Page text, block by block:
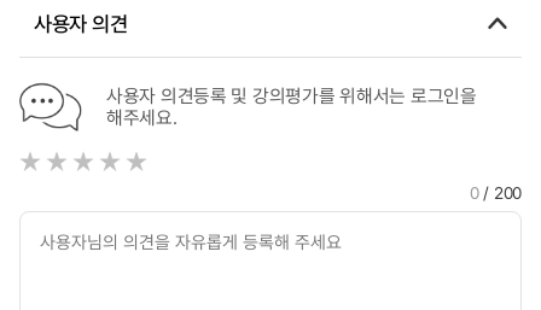
사용자 의견
사용자 의견등록 및 강의평가를 위해서는 로그인을
해주세요.
0/ 200